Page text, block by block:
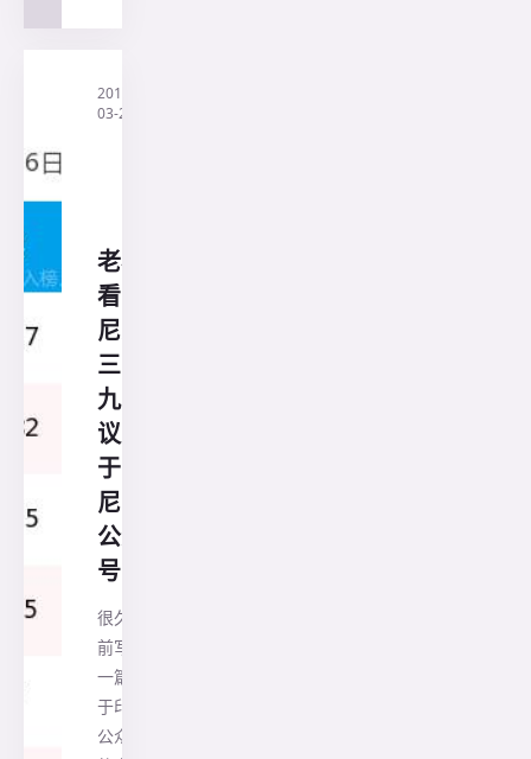
2019-
03-21
老杜
看印
尼之
三十
九:再
议关
于印
尼的
公众
号
很久以
前写过
一篇关
于印尼
公众号